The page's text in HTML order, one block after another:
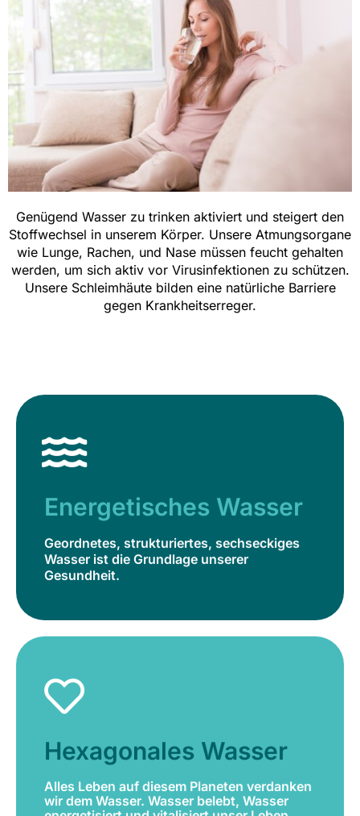
Genügend Wasser zu trinken aktiviert und steigert den
Stoffwechsel in unserem Körper. Unsere Atmungsorgane
wie Lunge, Rachen, und Nase müssen feucht gehalten
werden, um sich aktiv vor Virusinfektionen zu schützen.
Unsere Schleimhäute bilden eine natürliche Barriere
gegen Krankheitserreger.
Energetisches Wasser
Geordnetes, strukturiertes, sechseckiges
Wasser ist die Grundlage unserer
Gesundheit.
Energetisches Wasser
Wasser ist die Grundlage unserer
Gesundheit.
Jetzt bestellen
Hexagonales Wasser
Alles Leben auf diesem Planeten verdanken
wir dem Wasser. Wasser belebt, Wasser
wir dem Wasser. Wasser belebt, Wasser
energetisiert und vitalisiert unser Leben.
Jetzt bestellen